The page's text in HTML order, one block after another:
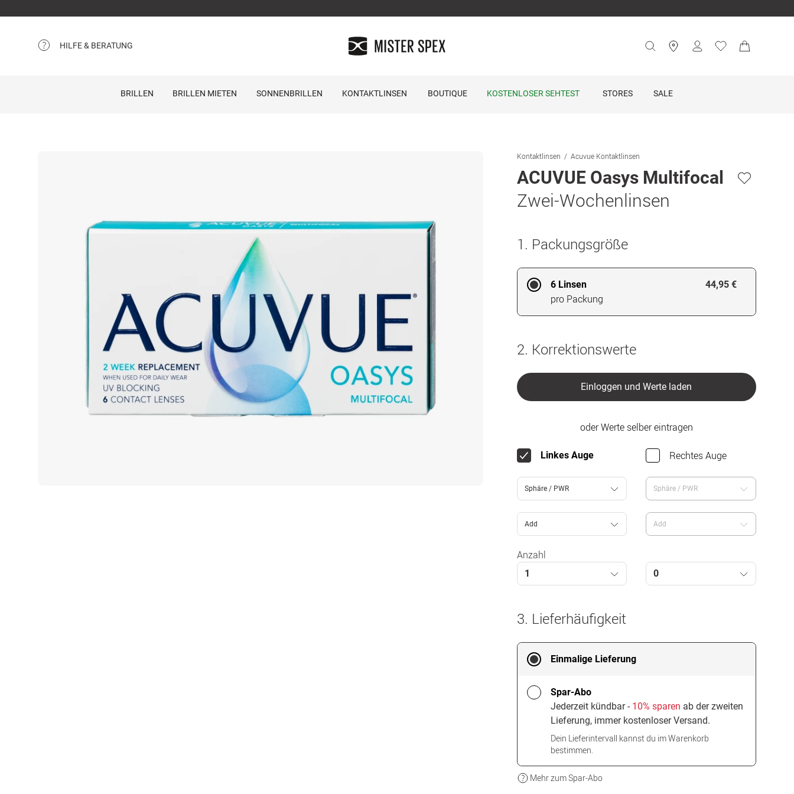
HILFE & BERATUNG
BRILLEN BRILLEN MIETEN SONNENBRILLEN KONTAKTLINSEN BOUTIQUE KOSTENLOSER SEHTEST STORES SALE
Kontaktlinsen Acuvue Kontaktlinsen
ACUVUE Oasys Multifocal
Zwei-Wochenlinsen
1. Packungsgröße
6 Linsen
pro Packung
44,95 €
2. Korrektionswerte
Einloggen und Werte laden
oder Werte selber eintragen
Linkes Auge Rechtes Auge
Sphäre / PWR Sphäre / PWR
Add Add
Anzahl
1 0
3. Lieferhäufigkeit
Einmalige Lieferung
Spar-Abo
Jederzeit kündbar - 10% sparen ab der zweiten
Lieferung, immer kostenloser Versand.
Dein Lieferintervall kannst du im Warenkorb
bestimmen.
Mehr zum Spar-Abo